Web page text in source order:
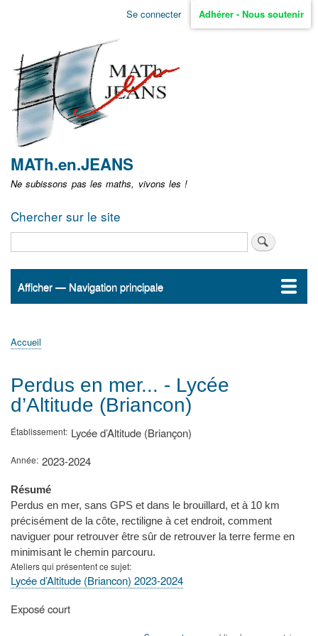
Aller
non
identifié
Se connecter Adhérer - Nous soutenir
MATh.en.JEANS
Ne subissons pas les maths, vivons les !
Chercher sur le site
Navigation
Afficher — Navigation principale
Accueil
ActualitésMATh.en.JEANS ?
Régions et Ateliers
Créer, gérer un atelier
Sujets/Publications
Congrès
d'Ariane
Accueil
Perdus en mer... - Lycée
d’Altitude (Briancon)
Établissement Lycée d’Altitude (Briançon)
Année 2023-2024
Résumé
Perdus en mer, sans GPS et dans le brouillard, et à 10 km
précisément de la côte, rectiligne à cet endroit, comment
naviguer pour retrouver être sûr de retrouver la terre ferme en
minimisant le chemin parcouru.
Ateliers qui présentent ce sujet
Lycée d’Altitude (Briancon) 2023-2024
Type
Exposé court